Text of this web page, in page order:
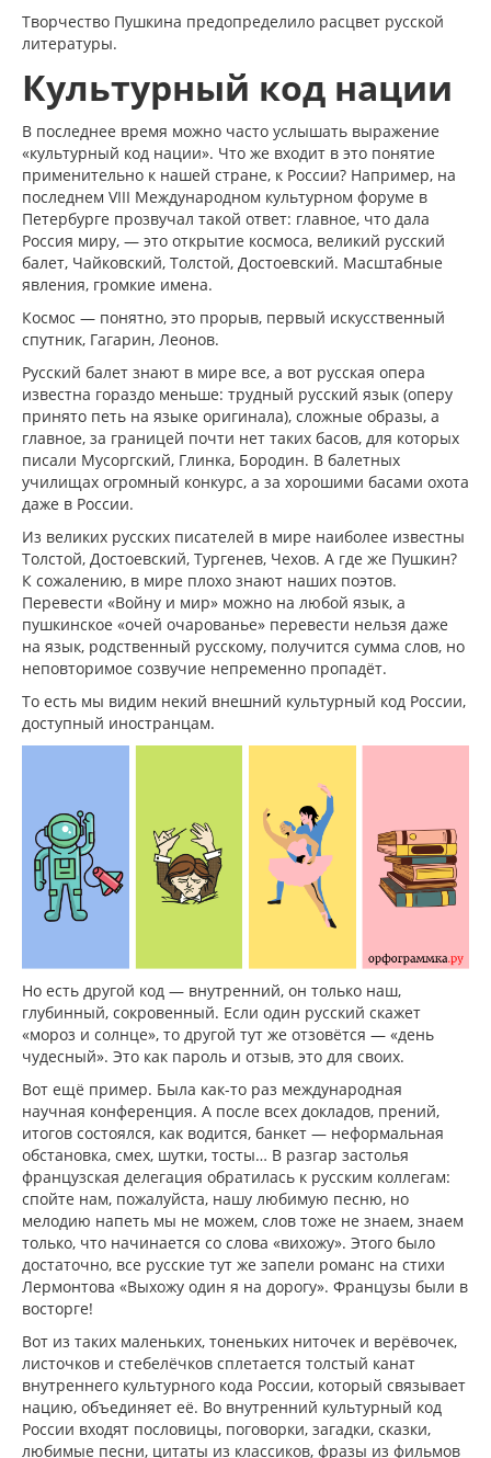
Творчество Пушкина предопределило расцвет русской
литературы.
Культурный код нации
В последнее время можно часто услышать выражение
«культурный код нации». Что же входит в это понятие
применительно к нашей стране, к России? Например, на
последнем VIII Международном культурном форуме в
Петербурге прозвучал такой ответ: главное, что дала
Россия миру, — это открытие космоса, великий русский
балет, Чайковский, Толстой, Достоевский. Масштабные
явления, громкие имена.
Космос — понятно, это прорыв, первый искусственный
спутник, Гагарин, Леонов.
Русский балет знают в мире все, а вот русская опера
известна гораздо меньше: трудный русский язык (оперу
принято петь на языке оригинала), сложные образы, а
главное, за границей почти нет таких басов, для которых
писали Мусоргский, Глинка, Бородин. В балетных
училищах огромный конкурс, а за хорошими басами охота
даже в России.
Из великих русских писателей в мире наиболее известны
Толстой, Достоевский, Тургенев, Чехов. А где же Пушкин?
К сожалению, в мире плохо знают наших поэтов.
Перевести «Войну и мир» можно на любой язык, а
пушкинское «очей очарованье» перевести нельзя даже
на язык, родственный русскому, получится сумма слов, но
неповторимое созвучие непременно пропадёт.
То есть мы видим некий внешний культурный код России,
доступный иностранцам.
Но есть другой код — внутренний, он только наш,
глубинный, сокровенный. Если один русский скажет
«мороз и солнце», то другой тут же отзовётся — «день
чудесный». Это как пароль и отзыв, это для своих.
Вот ещё пример. Была как-то раз международная
научная конференция. А после всех докладов, прений,
итогов состоялся, как водится, банкет — неформальная
обстановка, смех, шутки, тосты… В разгар застолья
французская делегация обратилась к русским коллегам:
спойте нам, пожалуйста, нашу любимую песню, но
мелодию напеть мы не можем, слов тоже не знаем, знаем
только, что начинается со слова «вихожу». Этого было
достаточно, все русские тут же запели романс на стихи
Лермонтова «Выхожу один я на дорогу». Французы были в
восторге!
Вот из таких маленьких, тоненьких ниточек и верёвочек,
листочков и стебелёчков сплетается толстый канат
внутреннего культурного кода России, который связывает
нацию, объединяет её. Во внутренний культурный код
России входят пословицы, поговорки, загадки, сказки,
любимые песни, цитаты из классиков, фразы из фильмов